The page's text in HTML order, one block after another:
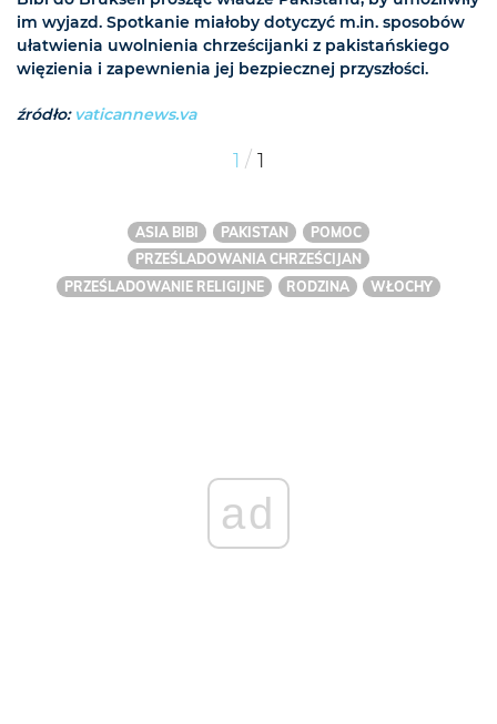
im wyjazd. Spotkanie miałoby dotyczyć m.in. sposobów
ułatwienia uwolnienia chrześcijanki z pakistańskiego
więzienia i zapewnienia jej bezpiecznej przyszłości.
źródło: vaticannews.va
1 / 1
ASIA BIBI PAKISTAN
POMOC
PRZEŚLADOWANIA CHRZEŚCIJAN
PRZEŚLADOWANIE RELIGIJNE
RODZINA WŁOCHY
ad